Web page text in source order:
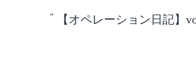
【オペレーション日記